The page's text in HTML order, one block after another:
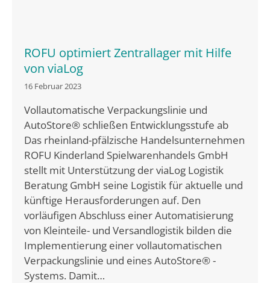
ROFU optimiert Zentrallager mit Hilfe
von viaLog
16 Februar 2023
Vollautomatische Verpackungslinie und
AutoStore® schließen Entwicklungsstufe ab
Das rheinland-pfälzische Handelsunternehmen
ROFU Kinderland Spielwarenhandels GmbH
stellt mit Unterstützung der viaLog Logistik
Beratung GmbH seine Logistik für aktuelle und
künftige Herausforderungen auf. Den
vorläufigen Abschluss einer Automatisierung
von Kleinteile- und Versandlogistik bilden die
Implementierung einer vollautomatischen
Verpackungslinie und eines AutoStore® -
Systems. Damit…